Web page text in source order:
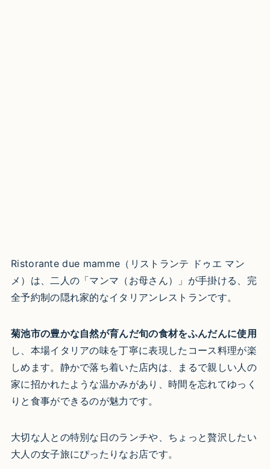
Ristorante due mamme（リストランテ ドゥエ マン
メ）は、二人の「マンマ（お母さん）」が手掛ける、完
全予約制の隠れ家的なイタリアンレストランです。
菊池市の豊かな自然が育んだ旬の食材をふんだんに使用
し、本場イタリアの味を丁寧に表現したコース料理が楽
しめます。静かで落ち着いた店内は、まるで親しい人の
家に招かれたような温かみがあり、時間を忘れてゆっく
りと食事ができるのが魅力です。
大切な人との特別な日のランチや、ちょっと贅沢したい
大人の女子旅にぴったりなお店です。